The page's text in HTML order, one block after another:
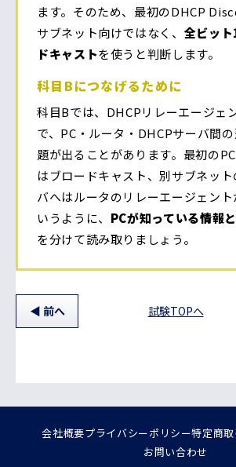
ます。そのため、最初のDHCP
サブネット向けではなく、 全ビッ
ドキャストを使うと判断します。
科目Bにつなげるために
科目Bでは、DHCPリレーエージェ
で、PC・ルータ・DHCPサーバ間
題が出ることがあります。最初の
はブロードキャスト、別サブネッ
バへはルータのリレーエージェント
いうように、 PCが知っている情報
を分けて読み取りましょう。
前へ 試験TOPへ
会社概要プライバシーポリシー特定商
お問い合わせ